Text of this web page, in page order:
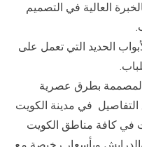
العالية في التصميم
الحديد التي تعمل على
بطرق عصرية
التفاصيل في مدينة الكويت
في كافة مناطق الكويت